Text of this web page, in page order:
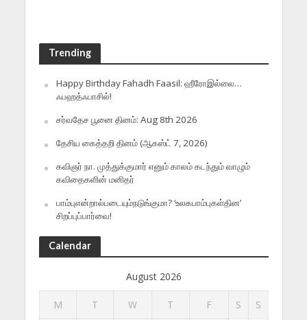
Trending
Happy Birthday Fahadh Faasil: ஹீரோஇல்லை…
ஃபஹத்ஃபாசில்!
சர்வதேச பூனை தினம்: Aug 8th 2026
தேசிய கைத்தறி தினம் (ஆகஸ்ட் 7, 2026)
கவிஞர் நா. முத்துக்குமார் எனும் காலம் கடந்தும் வாழும்
கவிதைகளின் மனிதர்
பாம்புஎன்றால்படையும்நடுங்குமா? ‘உலகபாம்புகள்தின’
சிறப்புப்பார்வை!
Calendar
August 2026
M T W T F S S